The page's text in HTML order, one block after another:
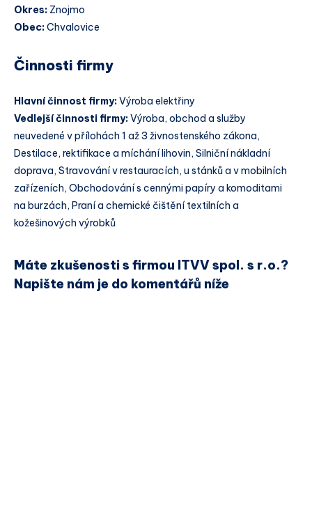
Okres: Znojmo
Obec:Chvalovice
Činnosti firmy
Hlavní činnost firmy:Výroba elektřiny
Vedlejší činnosti firmy:Výroba, obchod a služby
neuvedené v přílohách 1 až 3 živnostenského zákona,
Destilace, rektifikace a míchání lihovin, Silniční nákladní
doprava, Stravování v restauracích, u stánků a v mobilních
zařízeních, Obchodování s cennými papíry a komoditami
na burzách, Praní a chemické čištění textilních a
kožešinových výrobků
Máte zkušenosti s firmou ITVV spol. s r.o.?
Napište nám je do komentářů níže